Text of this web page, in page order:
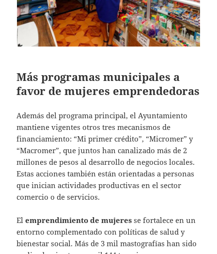
Más programas municipales a
favor de mujeres emprendedoras
Además del programa principal, el Ayuntamiento
mantiene vigentes otros tres mecanismos de
financiamiento: “Mi primer crédito”, “Micromer” y
“Macromer”, que juntos han canalizado más de 2
millones de pesos al desarrollo de negocios locales.
Estas acciones también están orientadas a personas
que inician actividades productivas en el sector
comercio o de servicios.
Elemprendimiento de mujeres se fortalece en un
entorno complementado con políticas de salud y
bienestar social. Más de 3 mil mastografías han sido